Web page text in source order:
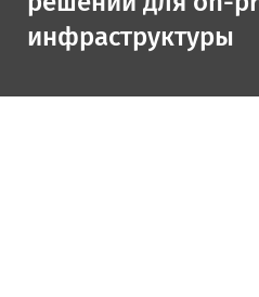
инфраструктуры